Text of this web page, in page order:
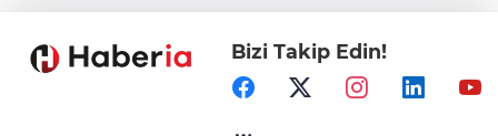
Samsun’da Alaçam'a yeni yaşam alanı
Bizi Takip Edin!